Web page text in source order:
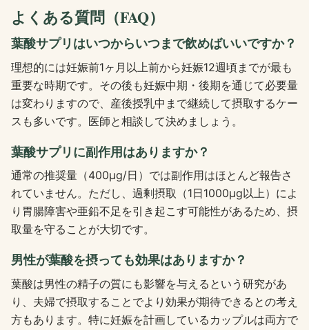
よくある質問（FAQ）
葉酸サプリはいつからいつまで飲めばいいですか？
理想的には妊娠前1ヶ月以上前から妊娠12週頃までが最も
重要な時期です。その後も妊娠中期・後期を通じて必要量
は変わりますので、産後授乳中まで継続して摂取するケー
スも多いです。医師と相談して決めましょう。
葉酸サプリに副作用はありますか？
通常の推奨量（400μg/日）では副作用はほとんど報告さ
れていません。ただし、過剰摂取（1日1000μg以上）によ
り胃腸障害や亜鉛不足を引き起こす可能性があるため、摂
取量を守ることが大切です。
男性が葉酸を摂っても効果はありますか？
葉酸は男性の精子の質にも影響を与えるという研究があ
り、夫婦で摂取することでより効果が期待できるとの考え
方もあります。特に妊娠を計画しているカップルは両方で